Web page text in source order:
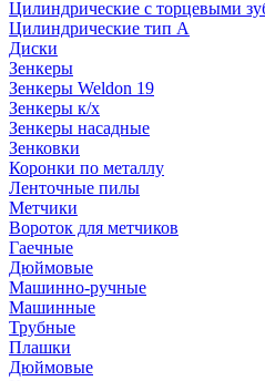
Цилиндрические с торцевыми
Цилиндрические тип А
Диски
Зенкеры
Зенкеры Weldon 19
Зенкеры к/х
Зенкеры насадные
Зенковки
Коронки по металлу
Ленточные пилы
Метчики
Вороток для метчиков
Гаечные
Дюймовые
Машинно-ручные
Машинные
Трубные
Плашки
Дюймовые